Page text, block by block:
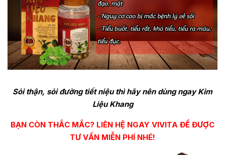
Sỏi thận, sỏi đường tiết niệu thì hãy nên dùng ngay Kim
Liệu Khang
BẠN CÒN THẮC MẮC? LIÊN HỆ NGAY VIVITA ĐỂ ĐƯỢC
TƯ VẤN MIỄN PHÍ NHÉ!